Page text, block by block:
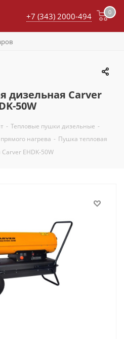
0
+7 (343) 2000-494
дизельная Carver
50W
- Тепловые пушки дизельные -
нагрева - Пушка тепловая
EHDK-50W